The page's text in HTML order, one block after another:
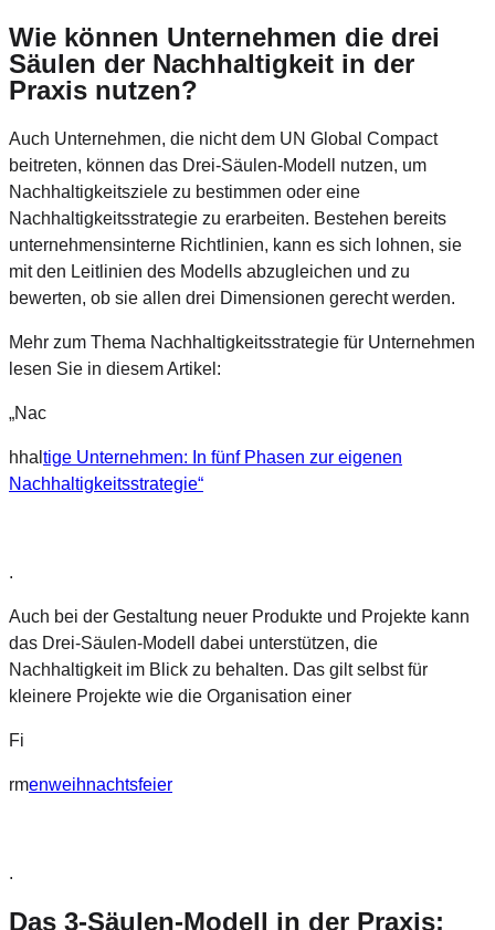
Wie können Unternehmen die drei
Säulen der Nachhaltigkeit in der
Praxis nutzen?
Auch Unternehmen, die nicht dem UN Global Compact
beitreten, können das Drei-Säulen-Modell nutzen, um
Nachhaltigkeitsziele zu bestimmen oder eine
Nachhaltigkeitsstrategie zu erarbeiten. Bestehen bereits
unternehmensinterne Richtlinien, kann es sich lohnen, sie
mit den Leitlinien des Modells abzugleichen und zu
bewerten, ob sie allen drei Dimensionen gerecht werden.
Mehr zum Thema Nachhaltigkeitsstrategie für Unternehmen
lesen Sie in diesem Artikel:
„Nac
hhal tige Unternehmen: In fünf Phasen zur eigenen
Nachhaltigkeitsstrategie“
.
Auch bei der Gestaltung neuer Produkte und Projekte kann
das Drei-Säulen-Modell dabei unterstützen, die
Nachhaltigkeit im Blick zu behalten. Das gilt selbst für
kleinere Projekte wie die Organisation einer
Fi
rmenweihnachtsfeier
.
Das 3-Säulen-Modell in der Praxis: